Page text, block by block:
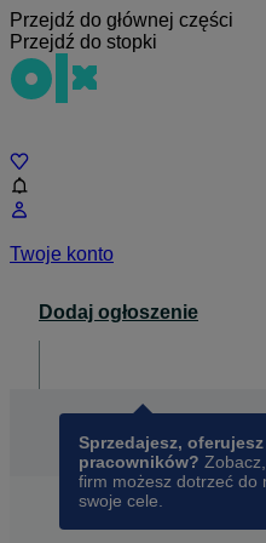
Przejdź do głównej części
Przejdź do stopki
Twoje konto
Dodaj ogłoszenie
Sprzedajesz,
pracowników?
firm możesz dotrzeć
swoje cele.